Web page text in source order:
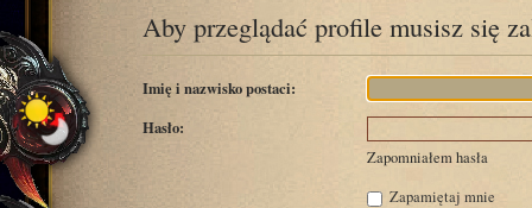
Aby przeglądać profile musisz się
Imię i nazwisko postaci:
Hasło:
Zapomniałem hasła
Zapamiętaj mnie